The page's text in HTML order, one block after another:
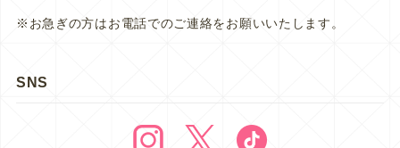
※お急ぎの方はお電話でのご連絡をお願いいたします。
SNS